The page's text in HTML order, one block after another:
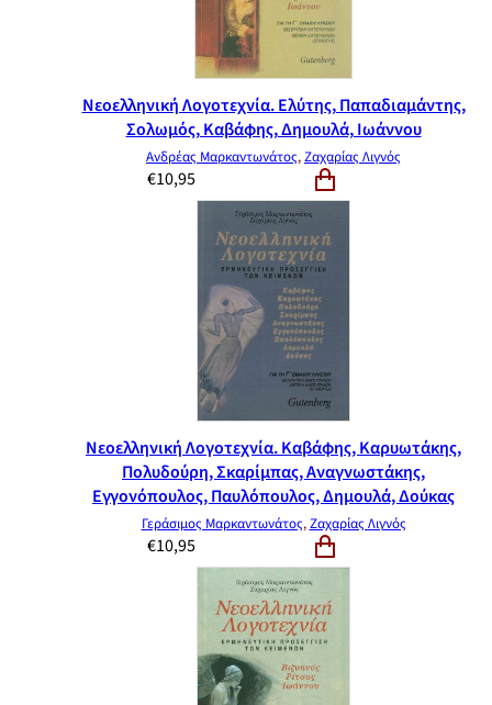
Νεοελληνική Λογοτεχνία. Ελύτης, Παπαδιαμάντης,
Σολωμός, Καβάφης, Δημουλά, Ιωάννου
Ανδρέας Μαρκαντωνάτος,Ζαχαρίας Λιγνός
€10,95
Νεοελληνική Λογοτεχνία. Καβάφης, Καρυωτάκης,
Πολυδούρη, Σκαρίμπας, Αναγνωστάκης,
Εγγονόπουλος, Παυλόπουλος, Δημουλά, Δούκας
Γεράσιμος Μαρκαντωνάτος,Ζαχαρίας Λιγνός
€10,95